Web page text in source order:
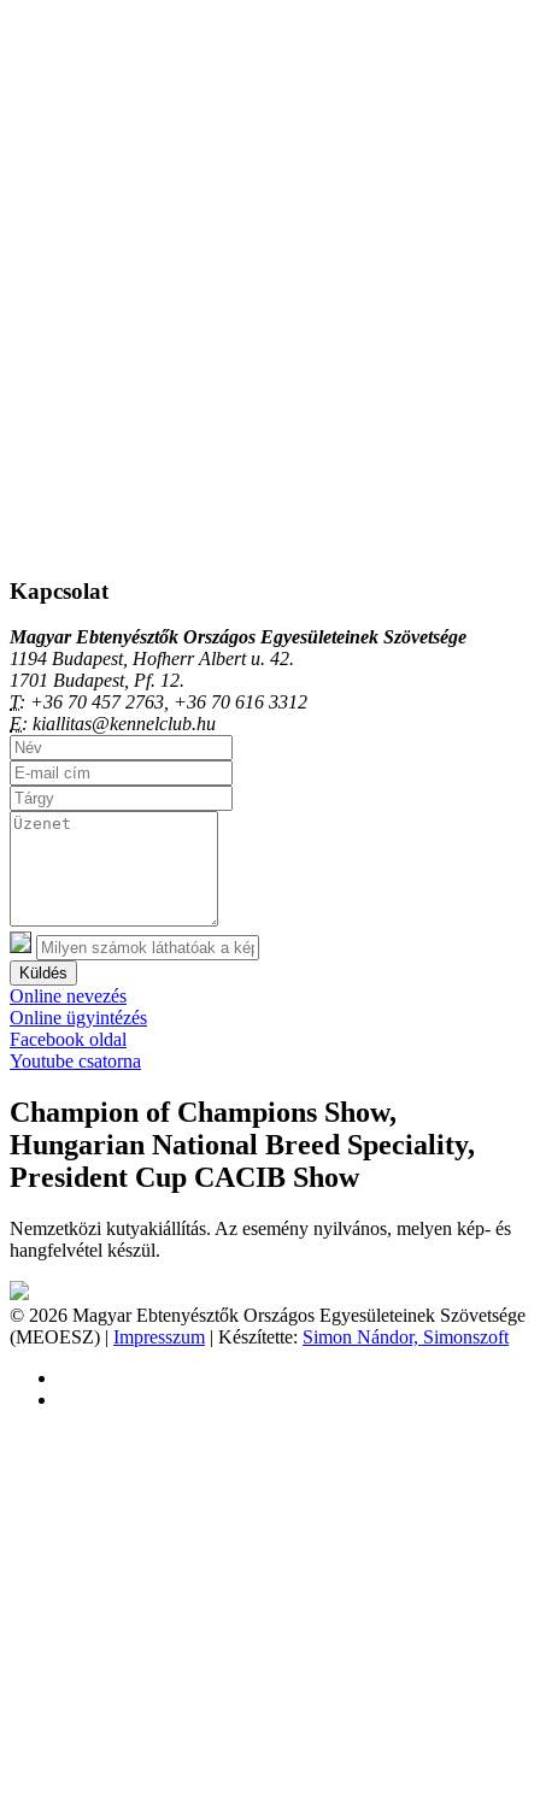
Kapcsolat
Magyar Ebtenyésztők Országos Egyesületeinek Szövetsége
1194 Budapest, Hofherr Albert u. 42.
1701 Budapest, Pf. 12.
T: +36 70 457 2763, +36 70 616 3312
E: kiallitas@kennelclub.hu
Küldés
Online nevezés
Online ügyintézés
Facebook oldal
Youtube csatorna
Champion of Champions Show,
Hungarian National Breed Speciality,
President Cup CACIB Show
Nemzetközi kutyakiállítás. Az esemény nyilvános, melyen kép- és
hangfelvétel készül.
© 2026 Magyar Ebtenyésztők Országos Egyesületeinek Szövetsége
(MEOESZ) | Impresszum | Készítette: Simon Nándor, Simonszoft